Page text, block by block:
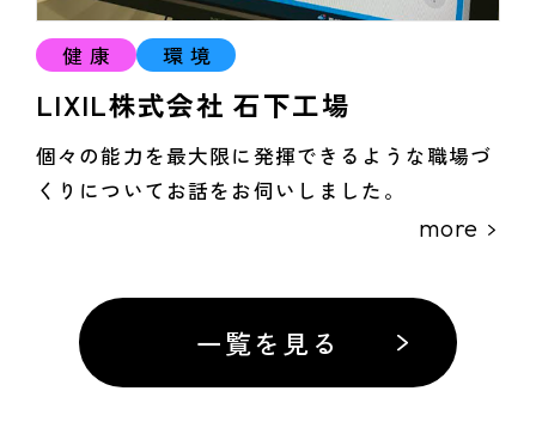
健康 環境
LIXIL株式会社 石下工場
個々の能力を最大限に発揮できるような職場づ
くりについてお話をお伺いしました。
more
一覧を見る